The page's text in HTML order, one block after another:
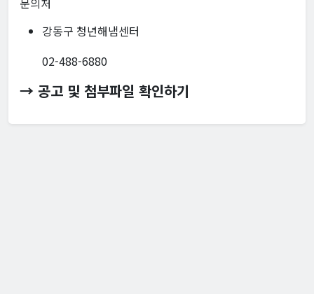
강동구 청년해냄센터
02-488-6880
→ 공고 및 첨부파일 확인하기